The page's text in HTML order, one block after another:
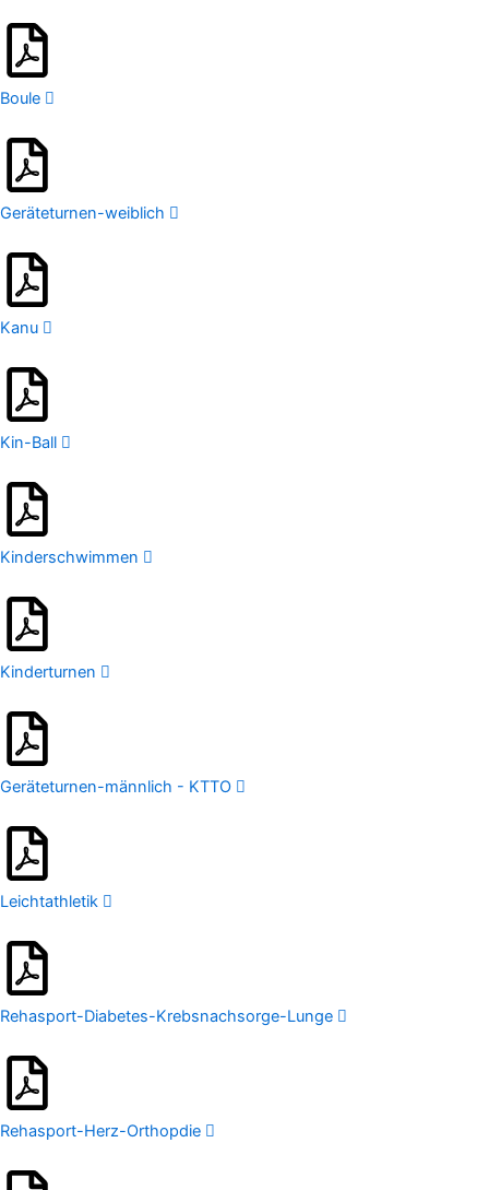
Boule
Geräteturnen-weiblich
Kanu
Kin-Ball
Kinderschwimmen
Kinderturnen
Geräteturnen-männlich - KTTO
Leichtathletik
Rehasport-Diabetes-Krebsnachsorge-Lunge
Rehasport-Herz-Orthopdie